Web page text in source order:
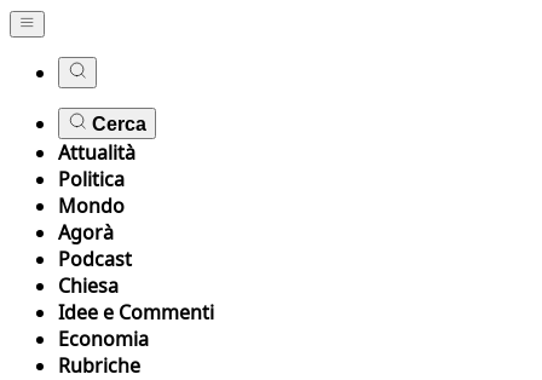
Cerca
Attualità
Politica
Mondo
Agorà
Podcast
Chiesa
Idee e Commenti
Economia
Rubriche